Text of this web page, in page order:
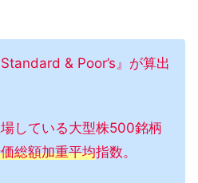
& Poor’s』が算出
している大型株500銘柄
総額加重平均指数。